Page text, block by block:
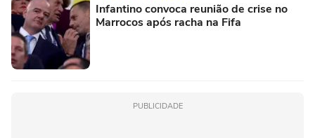
Infantino convoca reunião de crise no
Marrocos após racha na Fifa
PUBLICIDADE